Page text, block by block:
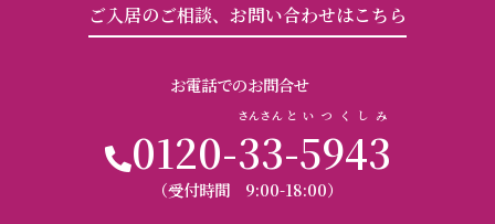
ご入居のご相談、お問い合わせはこちら
お電話でのお問合せ
0120-33
さんさん
-
と
5943
いつくしみ
（受付時間 9:00-18:00）